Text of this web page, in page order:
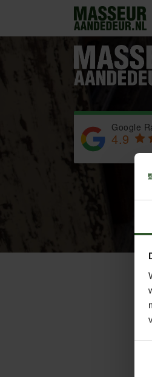
FredMarcelAstridIoannis
Google
4.9
Based